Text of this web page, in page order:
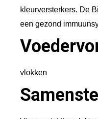
kleurversterkers. De
een gezond
vlokken